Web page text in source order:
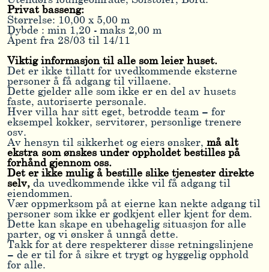
Privat basseng:
Størrelse: 10,00 x 5,00 m
Dybde : min 1,20 - maks 2,00 m
Åpent fra 28/03 til 14/11
Viktig informasjon til alle som leier huset.
Det er ikke tillatt for uvedkommende eksterne
personer å få adgang til villaene.
Dette gjelder alle som ikke er en del av husets
faste, autoriserte personale.
Hver villa har sitt eget, betrodde team – for
eksempel kokker, servitører, personlige trenere
osv.
Av hensyn til sikkerhet og eiers ønsker, må alt
ekstra som ønskes under oppholdet bestilles på
forhånd gjennom oss.
Det er ikke mulig å bestille slike tjenester direkte
selv,da uvedkommende ikke vil få adgang til
eiendommen.
Vær oppmerksom på at eierne kan nekte adgang til
personer som ikke er godkjent eller kjent for dem.
Dette kan skape en ubehagelig situasjon for alle
parter, og vi ønsker å unngå dette.
Takk for at dere respekterer disse retningslinjene
– de er til for å sikre et trygt og hyggelig opphold
for alle.